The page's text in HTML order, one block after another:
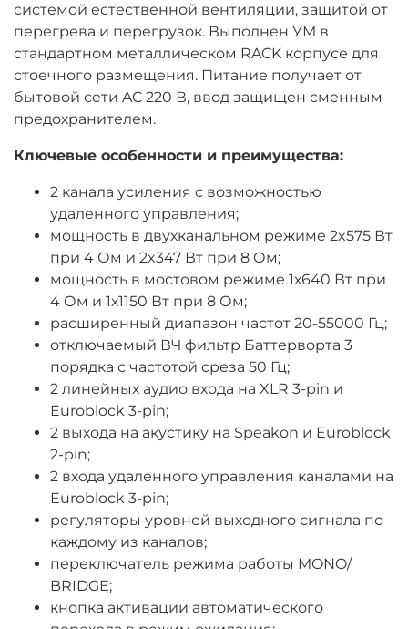
системой естественной вентиляции, защитой от
перегрева и перегрузок. Выполнен УМ в
стандартном металлическом RACK корпусе для
стоечного размещения. Питание получает от
бытовой сети AC 220 В, ввод защищен сменным
предохранителем.
Ключевые особенности и преимущества:
2 канала усиления с возможностью
удаленного управления;
мощность в двухканальном режиме 2x575 Вт
при 4 Ом и 2x347 Вт при 8 Ом;
мощность в мостовом режиме 1х640 Вт при
4 Ом и 1х1150 Вт при 8 Ом;
расширенный диапазон частот 20-55000 Гц;
отключаемый ВЧ фильтр Баттерворта 3
порядка с частотой среза 50 Гц;
2 линейных аудио входа на XLR 3-pin и
Euroblock 3-pin;
2 выхода на акустику на Speakon и Euroblock
2-pin;
2 входа удаленного управления каналами на
Euroblock 3-pin;
регуляторы уровней выходного сигнала по
каждому из каналов;
переключатель режима работы MONO/
BRIDGE;
кнопка активации автоматического